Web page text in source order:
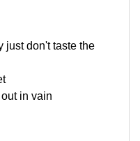
just don't taste the
out in vain